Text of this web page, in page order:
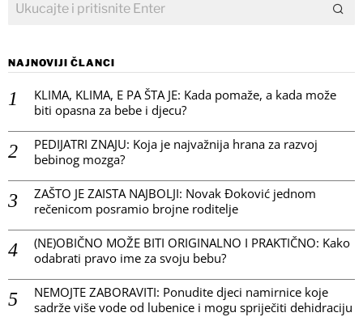
NAJNOVIJI ČLANCI
KLIMA, KLIMA, E PA ŠTA JE: Kada pomaže, a kada može
biti opasna za bebe i djecu?
PEDIJATRI ZNAJU: Koja je najvažnija hrana za razvoj
bebinog mozga?
ZAŠTO JE ZAISTA NAJBOLJI: Novak Đoković jednom
rečenicom posramio brojne roditelje
(NE)OBIČNO MOŽE BITI ORIGINALNO I PRAKTIČNO: Kako
odabrati pravo ime za svoju bebu?
NEMOJTE ZABORAVITI: Ponudite djeci namirnice koje
sadrže više vode od lubenice i mogu spriječiti dehidraciju